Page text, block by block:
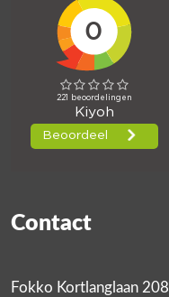
Contact
Fokko Kortlanglaan 208